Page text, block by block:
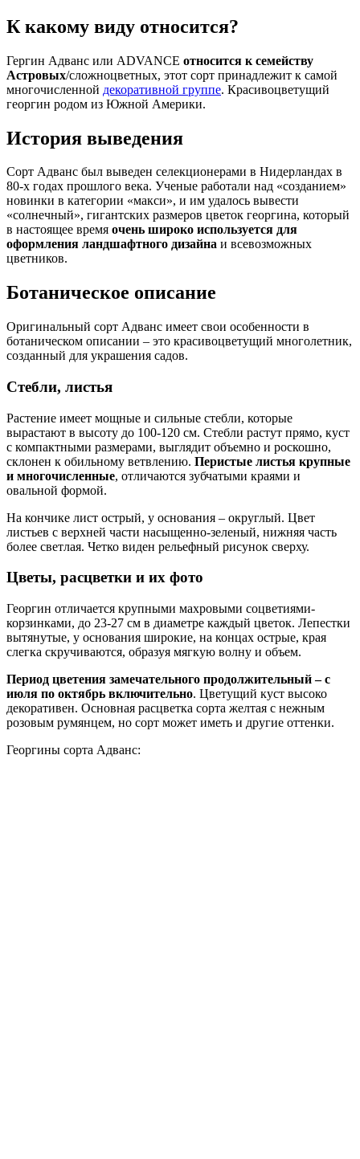
К какому виду относится?
Гергин Адванс или ADVANCE относится к семейству
Астровых/сложноцветных, этот сорт принадлежит к самой
многочисленной декоративной группе. Красивоцветущий
георгин родом из Южной Америки.
История выведения
Сорт Адванс был выведен селекционерами в Нидерландах в
80-х годах прошлого века. Ученые работали над «созданием»
новинки в категории «макси», и им удалось вывести
«солнечный», гигантских размеров цветок георгина, который
в настоящее время очень широко используется для
оформления ландшафтного дизайна и всевозможных
цветников.
Ботаническое описание
Оригинальный сорт Адванс имеет свои особенности в
ботаническом описании – это красивоцветущий многолетник,
созданный для украшения садов.
Стебли, листья
Растение имеет мощные и сильные стебли, которые
вырастают в высоту до 100-120 см. Стебли растут прямо, куст
с компактными размерами, выглядит объемно и роскошно,
склонен к обильному ветвлению. Перистые листья крупные
и многочисленные, отличаются зубчатыми краями и
овальной формой.
На кончике лист острый, у основания – округлый. Цвет
листьев с верхней части насыщенно-зеленый, нижняя часть
более светлая. Четко виден рельефный рисунок сверху.
Цветы, расцветки и их фото
Георгин отличается крупными махровыми соцветиями-
корзинками, до 23-27 см в диаметре каждый цветок. Лепестки
вытянутые, у основания широкие, на концах острые, края
слегка скручиваются, образуя мягкую волну и объем.
Период цветения замечательного продолжительный – с
июля по октябрь включительно. Цветущий куст высоко
декоративен. Основная расцветка сорта желтая с нежным
розовым румянцем, но сорт может иметь и другие оттенки.
Георгины сорта Адванс: